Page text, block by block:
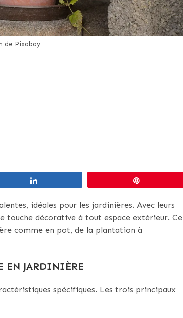
de Pixabay
idéales pour les jardinières. Avec leurs
touche décorative à tout espace extérieur. Ce
comme en pot, de la plantation à
EN JARDINIÈRE
spécifiques. Les trois principaux